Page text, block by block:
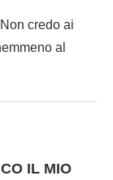
credo ai
al
IL MIO